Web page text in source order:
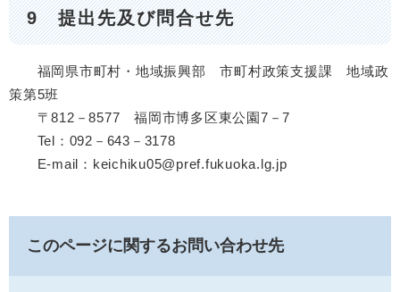
9 提出先及び問合せ先
福岡県市町村・地域振興部 市町村政策支援課 地域政
策第5班
〒812－8577 福岡市博多区東公園7－7
Tel：092－643－3178
E-mail：keichiku05@pref.fukuoka.lg.jp​
このページに関するお問い合わせ先